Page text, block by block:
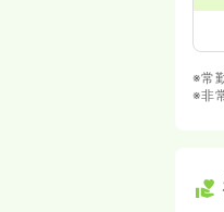
※常
※非